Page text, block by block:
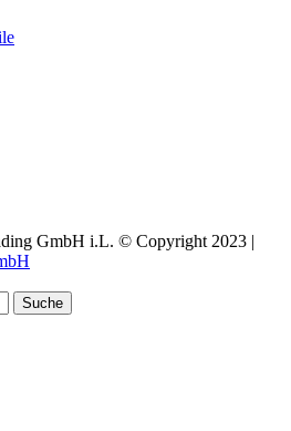
GmbH i.L. © Copyright 2023 |
Suche